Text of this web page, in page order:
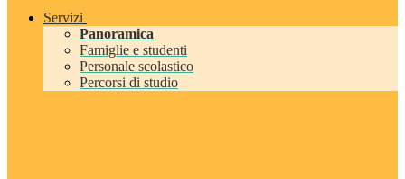
Servizi
Panoramica
Famiglie e studenti
Personale scolastico
Percorsi di studio